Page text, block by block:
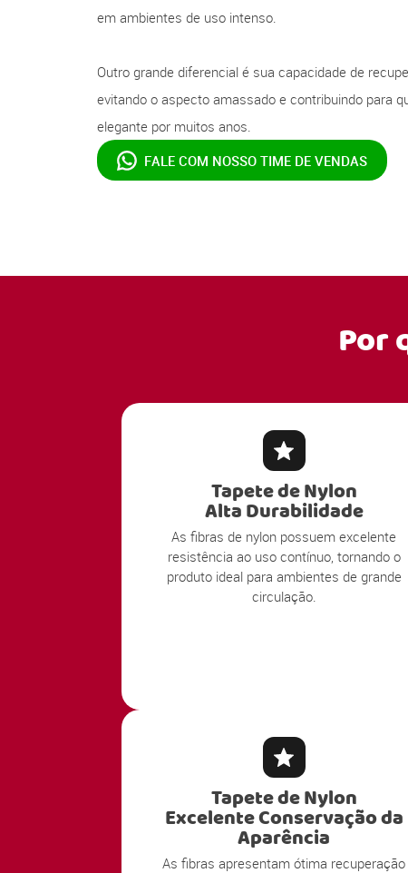
em ambientes de uso intenso.
Outro grande diferencial é sua capacidade de
evitando o aspecto amassado e contribuindo para
elegante por muitos anos.
FALE COM NOSSO TIME DE VENDAS
Por
Tapete de Nylon
Alta Durabilidade
As fibras de nylon possuem excelente
resistência ao uso contínuo, tornando o
produto ideal para ambientes de grande
circulação.
Tapete de Nylon
Excelente Conservação da
Aparência
As fibras apresentam ótima recuperação